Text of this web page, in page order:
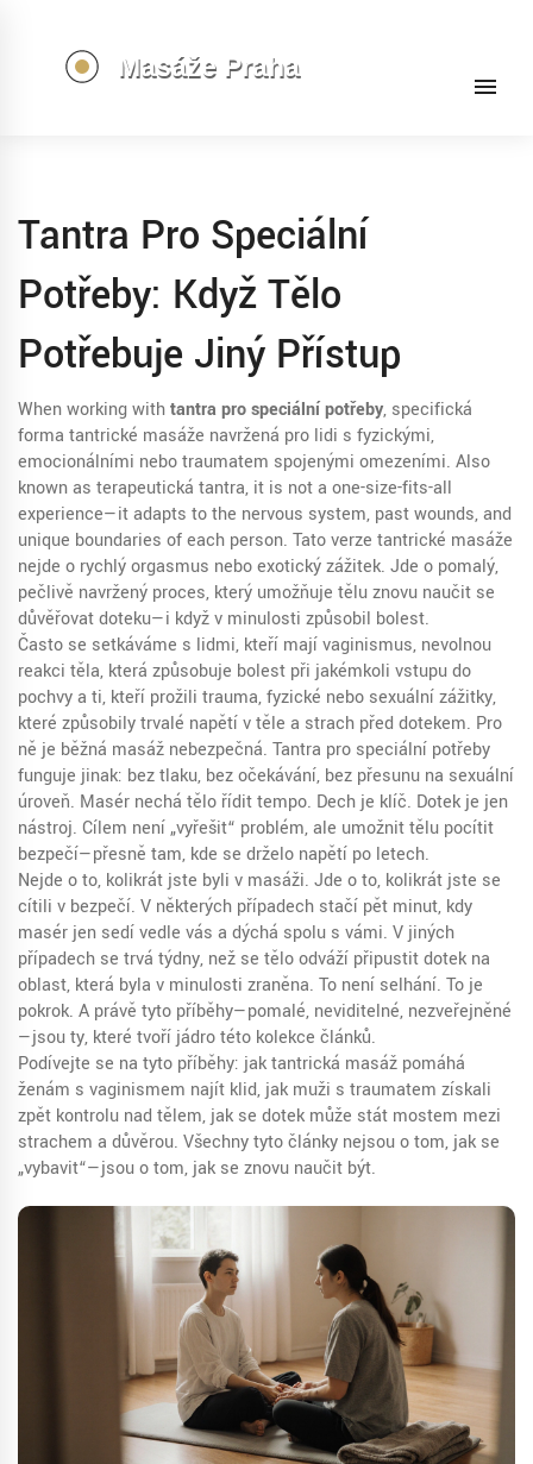
Tantra Pro Speciální
Potřeby: Když Tělo
Potřebuje Jiný Přístup
When working withtantra pro speciální potřeby, specifická
forma tantrické masáže navržená pro lidi s fyzickými,
emocionálními nebo traumatem spojenými omezeními. Also
known as terapeutická tantra, it is not a one-size-fits-all
experience—it adapts to the nervous system, past wounds, and
unique boundaries of each person. Tato verze tantrické masáže
nejde o rychlý orgasmus nebo exotický zážitek. Jde o pomalý,
pečlivě navržený proces, který umožňuje tělu znovu naučit se
důvěřovat doteku—i když v minulosti způsobil bolest.
Často se setkáváme s lidmi, kteří majívaginismus, nevolnou
reakci těla, která způsobuje bolest při jakémkoli vstupu do
pochvya ti, kteří prožili trauma,fyzické nebo sexuální zážitky,
které způsobily trvalé napětí v těle a strach před dotekem. Pro
ně je běžná masáž nebezpečná. Tantra pro speciální potřeby
funguje jinak: bez tlaku, bez očekávání, bez přesunu na sexuální
úroveň. Masér nechá tělo řídit tempo. Dech je klíč. Dotek je jen
nástroj. Cílem není „vyřešit“ problém, ale umožnit tělu pocítit
bezpečí—přesně tam, kde se drželo napětí po letech.
Nejde o to, kolikrát jste byli v masáži. Jde o to, kolikrát jste se
cítili v bezpečí. V některých případech stačí pět minut, kdy
masér jen sedí vedle vás a dýchá spolu s vámi. V jiných
případech se trvá týdny, než se tělo odváží připustit dotek na
oblast, která byla v minulosti zraněna. To není selhání. To je
pokrok. A právě tyto příběhy—pomalé, neviditelné, nezveřejněné
—jsou ty, které tvoří jádro této kolekce článků.
Podívejte se na tyto příběhy: jak tantrická masáž pomáhá
ženám s vaginismem najít klid, jak muži s traumatem získali
zpět kontrolu nad tělem, jak se dotek může stát mostem mezi
strachem a důvěrou. Všechny tyto články nejsou o tom, jak se
„vybavit“—jsou o tom, jak se znovu naučit být.